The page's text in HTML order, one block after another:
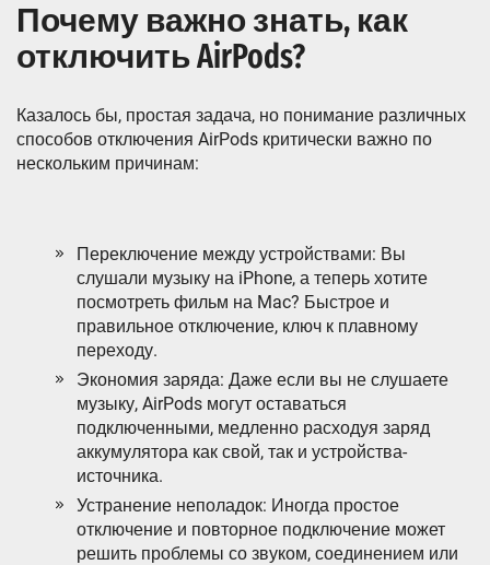
Почему важно знать, как
отключить AirPods?
Казалось бы, простая задача, но понимание различных
способов отключения AirPods критически важно по
нескольким причинам:
Переключение между устройствами: Вы
слушали музыку на iPhone, а теперь хотите
посмотреть фильм на Mac? Быстрое и
правильное отключение, ключ к плавному
переходу.
Экономия заряда: Даже если вы не слушаете
музыку, AirPods могут оставаться
подключенными, медленно расходуя заряд
аккумулятора как свой, так и устройства-
источника.
Устранение неполадок: Иногда простое
отключение и повторное подключение может
решить проблемы со звуком, соединением или